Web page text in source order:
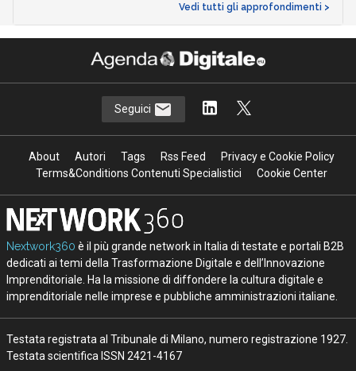
Vedi tutti gli approfondimenti >
Seguici
About Autori Tags Rss Feed
Privacy e Cookie Policy
Terms&Conditions Contenuti Specialistici
Cookie Center
Nextwork360 è il più grande network in Italia di testate e portali B2B
dedicati ai temi della Trasformazione Digitale e dell’Innovazione
Imprenditoriale. Ha la missione di diffondere la cultura digitale e
imprenditoriale nelle imprese e pubbliche amministrazioni italiane.
Testata registrata al Tribunale di Milano, numero registrazione 1927.
Testata scientifica ISSN 2421-4167